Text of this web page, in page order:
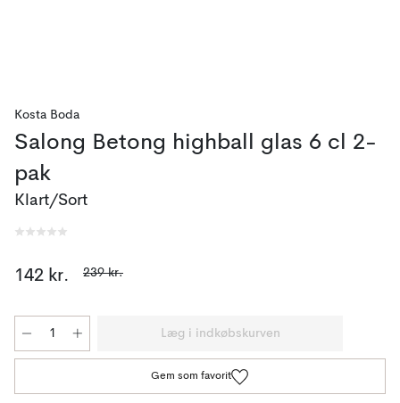
Kosta Boda
Salong Betong highball glas 6 cl 2-
pak
Klart/Sort
142 kr. 239 kr.
Læg i indkøbskurven
Gem som favorit